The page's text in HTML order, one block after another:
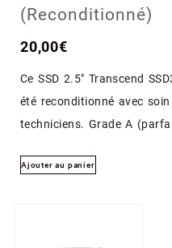
(Reconditionné)
20,00€
Ce SSD 2.5″ Transcend
été reconditionné avec
techniciens. Grade A
Ajouter au panier